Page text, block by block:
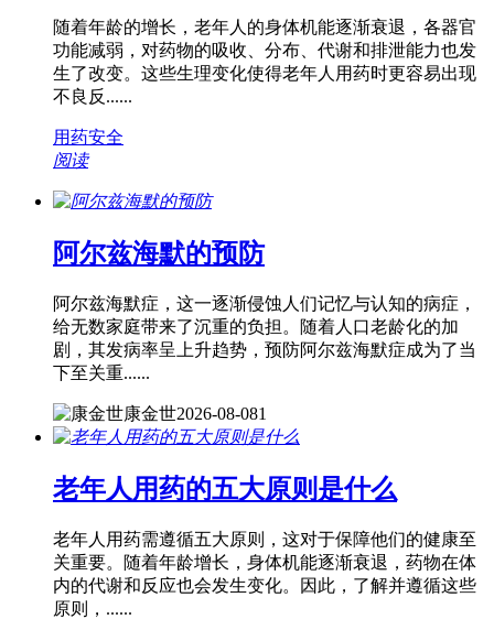
随着年龄的增长，老年人的身体机能逐渐衰退，各器官
功能减弱，对药物的吸收、分布、代谢和排泄能力也发
生了改变。这些生理变化使得老年人用药时更容易出现
不良反......
用药安全
阅读
阿尔兹海默的预防
阿尔兹海默症，这一逐渐侵蚀人们记忆与认知的病症，
给无数家庭带来了沉重的负担。随着人口老龄化的加
剧，其发病率呈上升趋势，预防阿尔兹海默症成为了当
下至关重......
康金世2026-08-081
老年人用药的五大原则是什么
老年人用药需遵循五大原则，这对于保障他们的健康至
关重要。随着年龄增长，身体机能逐渐衰退，药物在体
内的代谢和反应也会发生变化。因此，了解并遵循这些
原则，......